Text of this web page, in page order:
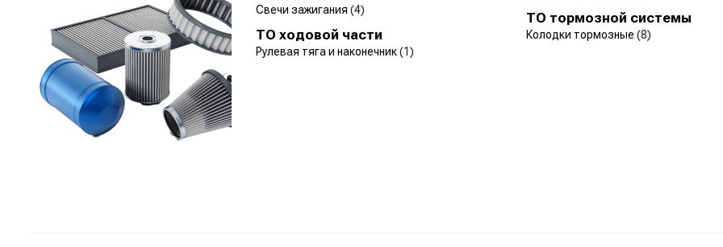
Свечи зажигания (4) ТО тормозной системы
Колодки тормозные (8)
ТО ходовой части
Рулевая тяга и наконечник(1)